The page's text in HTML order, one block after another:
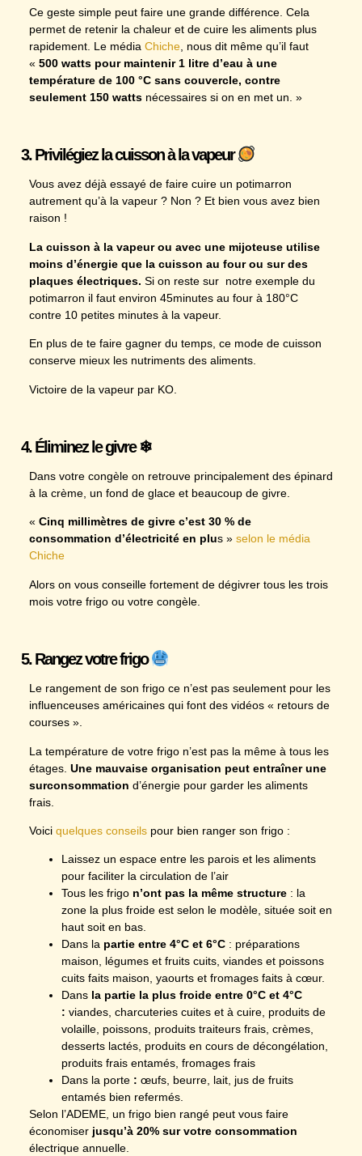
Ce geste simple peut faire une grande différence. Cela
permet de retenir la chaleur et de cuire les aliments plus
rapidement. Le média Chiche , nous dit même qu’il faut
« 500 watts pour maintenir 1 litre d’eau à une
température de 100 °C sans couvercle, contre
seulement 150 watts nécessaires si on en met un. »
3. Privilégiez la cuisson à la vapeur
Vous avez déjà essayé de faire cuire un potimarron
autrement qu’à la vapeur ? Non ? Et bien vous avez bien
raison !
La cuisson à la vapeur ou avec une mijoteuse utilise
moins d’énergie que la cuisson au four ou sur des
plaques électriques. Si on reste sur notre exemple du
potimarron il faut environ 45minutes au four à 180°C
contre 10 petites minutes à la vapeur.
En plus de te faire gagner du temps, ce mode de cuisson
conserve mieux les nutriments des aliments.
Victoire de la vapeur par KO.
4. Éliminez le givre ❄
Dans votre congèle on retrouve principalement des épinard
à la crème, un fond de glace et beaucoup de givre.
« Cinq millimètres de givre c’est 30 % de
consommation d’électricité en plus » selon le média
Chiche
Alors on vous conseille fortement de dégivrer tous les trois
mois votre frigo ou votre congèle.
5. Rangez votre frigo
Le rangement de son frigo ce n’est pas seulement pour les
influenceuses américaines qui font des vidéos « retours de
courses ».
La température de votre frigo n’est pas la même à tous les
étages. Une mauvaise organisation peut entraîner une
surconsommation d’énergie pour garder les aliments
frais.
Voici quelques conseils pour bien ranger son frigo :
Laissez un espace entre les parois et les aliments
pour faciliter la circulation de l’air
Tous les frigo n’ont pas la même structure : la
zone la plus froide est selon le modèle, située soit en
haut soit en bas.
Dans la partie entre 4°C et 6°C : préparations
maison, légumes et fruits cuits, viandes et poissons
cuits faits maison, yaourts et fromages faits à cœur.
Dans la partie la plus froide entre 0°C et 4°C
: viandes, charcuteries cuites et à cuire, produits de
volaille, poissons, produits traiteurs frais, crèmes,
desserts lactés, produits en cours de décongélation,
produits frais entamés, fromages frais
Dans la porte : œufs, beurre, lait, jus de fruits
entamés bien refermés.
Selon l’ADEME, un frigo bien rangé peut vous faire
économiser jusqu’à 20% sur votre consommation
électrique annuelle.